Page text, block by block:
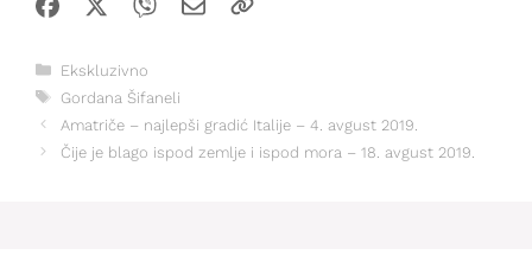
Kategorije
Ekskluzivno
Oznake
Gordana Šifaneli
Amatriče – najlepši gradić Italije – 4. avgust 2019.
Čije je blago ispod zemlje i ispod mora – 18. avgust 2019.